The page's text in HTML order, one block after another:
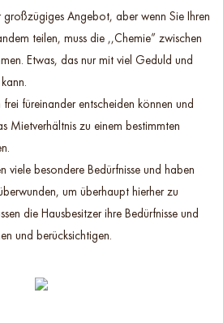
großzügiges Angebot, aber wenn Sie Ihren
teilen, muss die ,,Chemie” zwischen
Etwas, das nur mit viel Geduld und
frei füreinander entscheiden können und
Mietverhältnis zu einem bestimmten
viele besondere Bedürfnisse und haben
um überhaupt hierher zu
die Hausbesitzer ihre Bedürfnisse und
und berücksichtigen.